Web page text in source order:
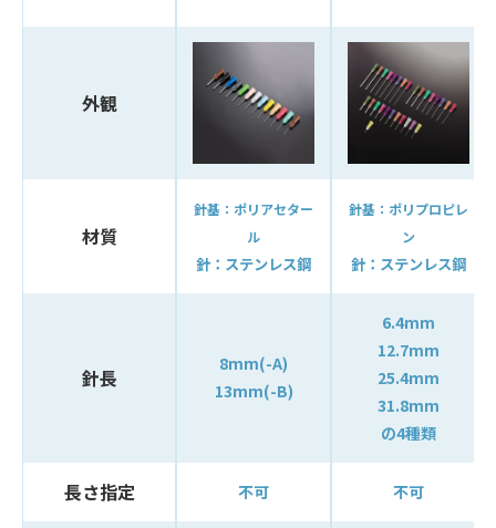
外観
材質
針基：ポリアセター
ル
針：ステンレス鋼
針基：ポリプロピレ
ン
針：ステンレス鋼
針長
8mm(-A)
13mm(-B)
6.4mm
12.7mm
25.4mm
31.8mm
の4種類
長さ指定 不可 不可